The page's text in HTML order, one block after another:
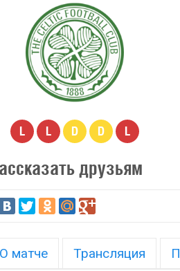
L L D D L
друзьям
О матче Трансляция